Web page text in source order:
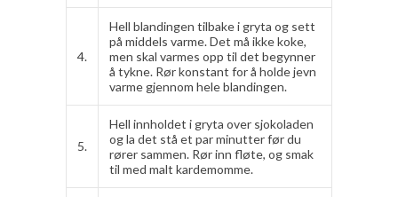
4.
Hell blandingen tilbake i gryta og sett
på middels varme. Det må ikke koke,
men skal varmes opp til det begynner
å tykne. Rør konstant for å holde jevn
varme gjennom hele blandingen.
5.
Hell innholdet i gryta over sjokoladen
og la det stå et par minutter før du
rører sammen. Rør inn fløte, og smak
til med malt kardemomme.